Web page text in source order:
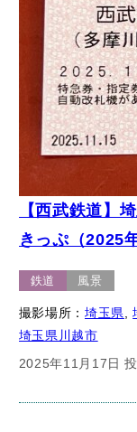
【西武鉄道】
きっぷ（2025
鉄道 風景
撮影場所： 埼玉県 ,
埼玉県川越市
2025年11月17日